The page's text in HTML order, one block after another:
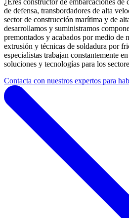
¿Eres constructor de embarcaciones de
de defensa, transbordadores de alta
sector de construcción marítima y de
desarrollamos y suministramos
premontados y acabados por medio de
extrusión y técnicas de soldadura por
especialistas trabajan constantemente
soluciones y tecnologías para los
Contacta con nuestros expertos para